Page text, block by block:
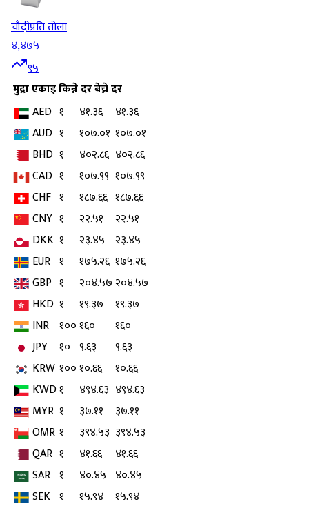
चाँदीप्रति तोला
४,४७५
९५
मुद्राएकाइकिन्ने दरबेच्ने दर
AED १ ४१.३६
४१.३६
AUD १ १०७.०१ १०७.०१
BHD १ ४०२.८६ ४०२.८६
CAD १ १०७.९९ १०७.९९
CHF १ १८७.६६ १८७.६६
CNY १ २२.५१
२२.५१
DKK १ २३.४५
२३.४५
EUR १ १७५.२६ १७५.२६
GBP १ २०४.५७ २०४.५७
HKD १ १९.३७
१९.३७
INR १००१६०
१६०
JPY
१० ९.६३
९.६३
KRW १००१०.६६
१०.६६
KWD१ ४९४.६३ ४९४.६३
MYR १ ३७.११
३७.११
OMR १ ३९४.५३ ३९४.५३
QAR १ ४१.६६
४१.६६
SAR १ ४०.४५ ४०.४५
SEK १ १५.९४
१५.९४